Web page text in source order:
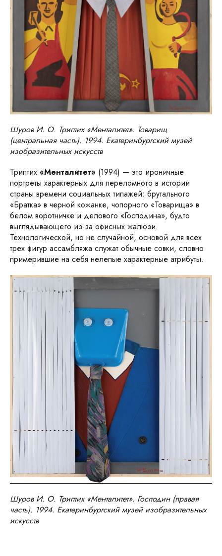
Шуров И. О. Триптих «Менталитет». Товарищ
(центральная часть). 1994. Екатеринбургский музей
изобразительных искусств
Триптих «Менталитет» (1994) — это ироничные
портреты характерных для переломного в истории
страны времени социальных типажей: брутального
«Братка» в черной кожанке, чопорного «Товарища» в
белом воротничке и делового «Господина», будто
выглядывающего из-за офисных жалюзи.
Технологической, но не случайной, основой для всех
трех фигур ассамбляжа служат обычные совки, словно
примерившие на себя нелепые характерные атрибуты.
Шуров И. О. Триптих «Менталитет». Господин (правая
часть). 1994. Екатеринбургский музей изобразительных
искусств